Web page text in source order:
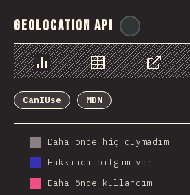
Geolocation API
Chart Data Share
CanIUse
MDN
Daha önce hiç duymadım
Hakkında bilgim var
Daha önce kullandım